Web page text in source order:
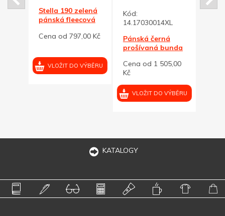
Stella 190 zelená
pánská fleecová
Cena od 797,00 Kč
VLOŽIT DO VÝBĚRU
Kód:
14.17030014XL
Pánská černá
prošívaná bunda
Cena od 1 505,00
Kč
VLOŽIT DO VÝBĚRU
KATALOGY